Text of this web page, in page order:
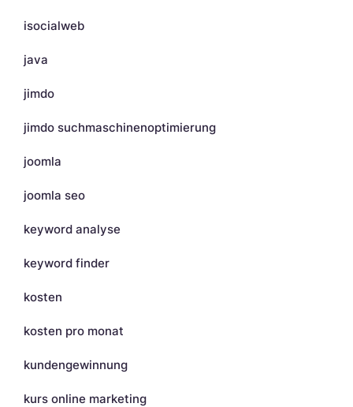
isocialweb
java
jimdo
jimdo suchmaschinenoptimierung
joomla
joomla seo
keyword analyse
keyword finder
kosten
kosten pro monat
kundengewinnung
kurs online marketing